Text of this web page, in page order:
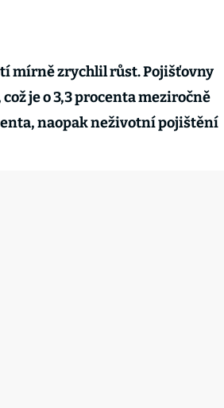
mírně zrychlil růst. Pojišťovny
je o 3,3 procenta meziročně
naopak neživotní pojištění